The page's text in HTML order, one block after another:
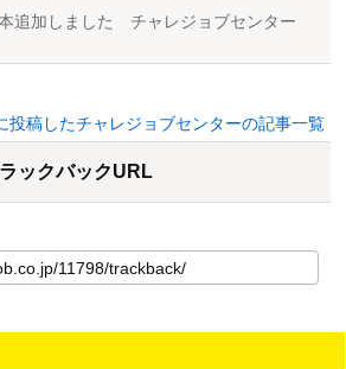
追加しました チャレジョブセンター
投稿したチャレジョブセンターの記事一覧
ックバックURL